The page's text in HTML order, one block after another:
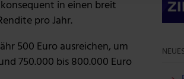
du ihnen bereitgestellt hast oder die sie
in einen breit
pro Jahr.
500 Euro ausreichen, um
750.000 bis 800.000 Euro